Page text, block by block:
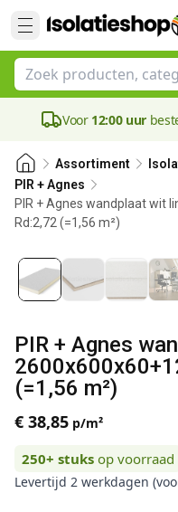
Voor 12:00 uur
Assortiment
PIR + Agnes
PIR + Agnes wandplaat wit
Rd:2,72 (=1,56 m²)
PIR + Agnes
(=1,56 m²)
€ 38,85 p/m²
250+ stuks op voorraad
Levertijd 2 werkdagen